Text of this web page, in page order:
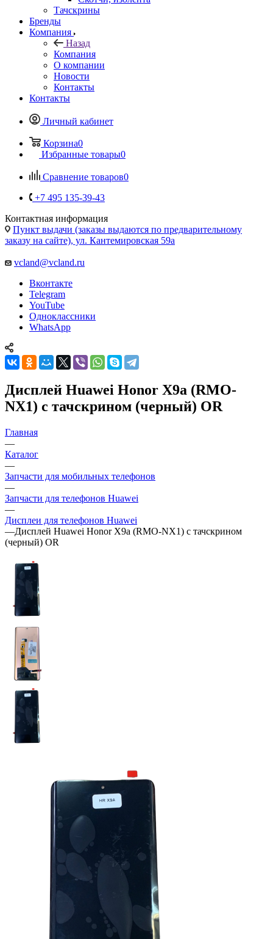
Контакты
Личный кабинет
Корзина0
Избранные товары
Сравнение товаров
Контактная информация
Пункт выдачи (заказы выдаются по предварительному
заказу на сайте), ул. Кантемировская 59а
vcland@vcland.ru
Вконтакте
Telegram
YouTube
Одноклассники
WhatsApp
Дисплей Huawei Honor X9a (RMO-
NX1) c тачскрином (черный) OR
Главная
—
Каталог
Запчасти для мобильных телефонов
—
Запчасти для телефонов Huawei
Дисплеи для телефонов Huawei
—
(черный) OR